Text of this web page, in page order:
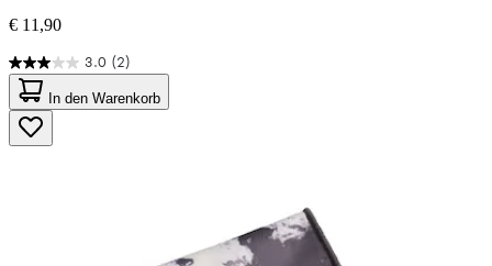
€ 11,90
3.0 (2)
3.0
von
5
Sternen.
2
In den Warenkorb